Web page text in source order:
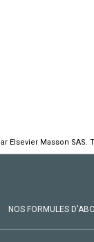
Masson SAS.
NOS FORMULES